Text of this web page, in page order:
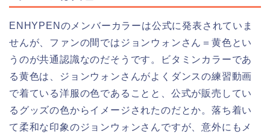
ENHYPENのメンバーカラーは公式に発表されていま
せんが、ファンの間ではジョンウォンさん＝黄色とい
うのが共通認識なのだそうです。ビタミンカラーであ
る黄色は、ジョンウォンさんがよくダンスの練習動画
で着ている洋服の色であることと、公式が販売してい
るグッズの色からイメージされたのだとか。落ち着い
て柔和な印象のジョンウォンさんですが、意外にもメ